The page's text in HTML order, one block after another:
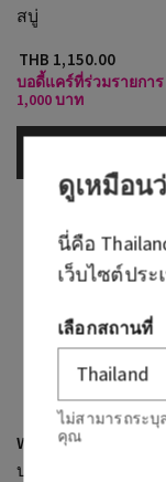
สบู่
THB 1,150.00
บอดี้แคร์ที่ร่วมรายกา
1,000 บาท
Waikiki Beach
บอดี้ครีม
ดูเหมือน
นี่คือ
เว็บไซต์ปร
เลือกสถานที่
ไม่สามารถระ
คุณ